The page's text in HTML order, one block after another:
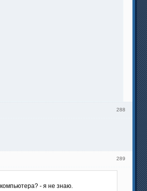
288
289
- я не знаю.